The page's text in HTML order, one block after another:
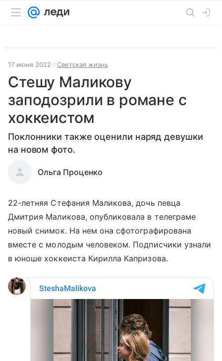
17 июня 2022 Светская жизнь
Стешу Маликову
заподозрили в романе с
хоккеистом
Поклонники также оценили наряд девушки
на новом фото.
Ольга Проценко
22-летняя Стефания Маликова, дочь певца
Дмитрия Маликова, опубликовала в телеграме
новый снимок. На нем она сфотографирована
вместе с молодым человеком. Подписчики узнали
в юноше хоккеиста Кирилла Капризова.